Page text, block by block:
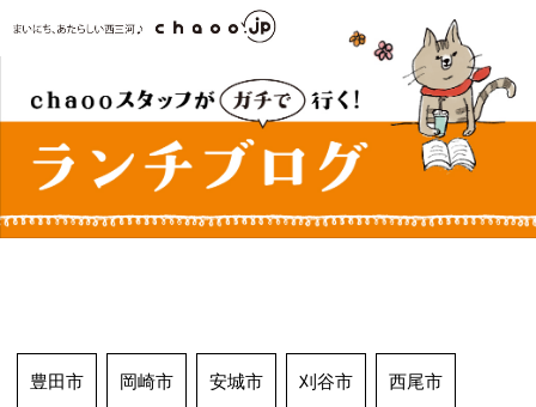
キ
豊田市 岡崎市 安城市 刈谷市 西尾市